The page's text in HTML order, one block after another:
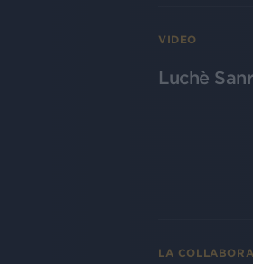
VIDEO
Luchè
LA